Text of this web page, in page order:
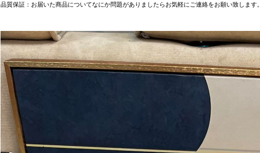
品質保証：お届いた商品についてなにか問題がありましたらお気軽にご連絡をお願い致します。